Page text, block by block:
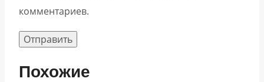
комментариев.
Похожие